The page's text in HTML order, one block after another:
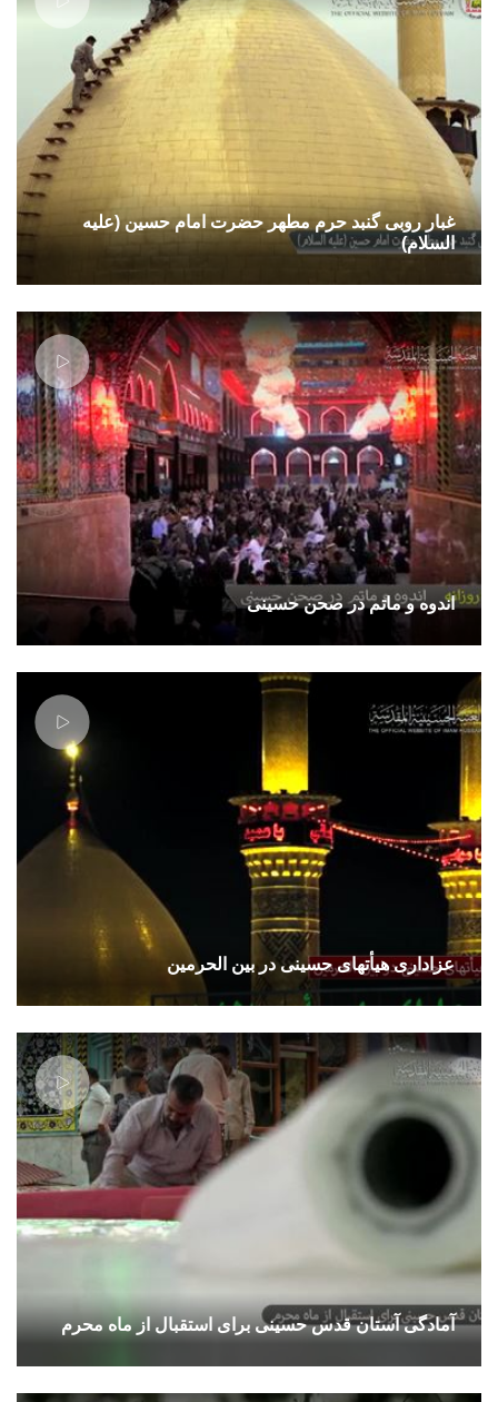
غبار روبی گنبد حرم مطهر حضرت امام حسین (علیه
السلام)
اندوه و ماتم در صحن حسینی
عزاداری هیأتهای حسینی در بین الحرمین
آمادگی آستان قدس حسینی برای استقبال از ماه محرم